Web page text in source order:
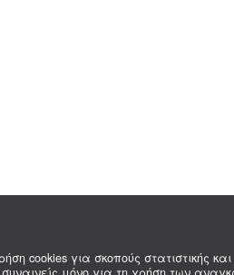
cookies για σκοπούς στατιστικής και